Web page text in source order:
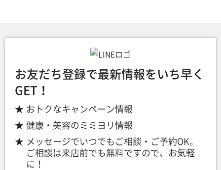
お友だち登録で最新情報をいち早く
GET！
おトクなキャンペーン情報
健康・美容のミミヨリ情報
メッセージでいつでもご相談・ご予約OK。
ご相談は来店前でも無料ですので、お気軽
に！